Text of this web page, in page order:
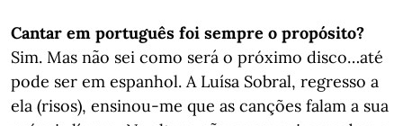
Cantar em português foi sempre o propósito?
Sim. Mas não sei como será o próximo disco…até
pode ser em espanhol. A Luísa Sobral, regresso a
ela (risos), ensinou-me que as canções falam a sua